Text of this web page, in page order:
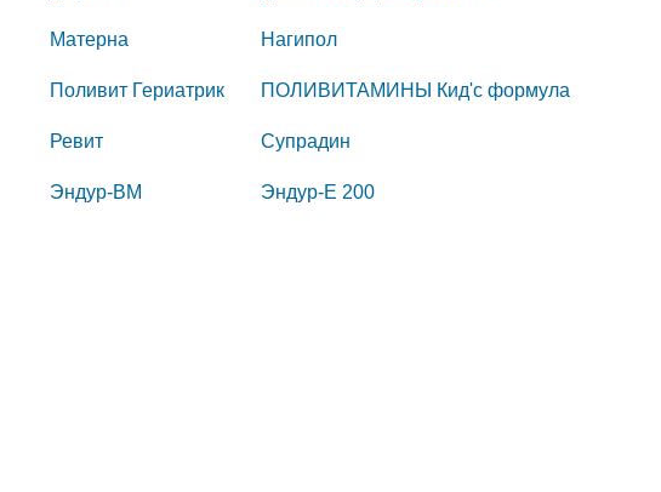
Матерна Нагипол
Поливит Гериатрик ПОЛИВИТАМИНЫ Кид'с формула
Ревит Супрадин
Эндур-ВМ Эндур-Е 200